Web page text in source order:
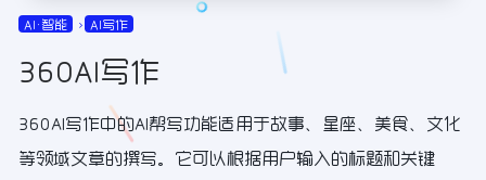
AI•智能 AI写作
360AI写作
360AI写作中的AI帮写功能适用于故事、星座、美食、文化
等领域文章的撰写。它可以根据用户输入的标题和关键